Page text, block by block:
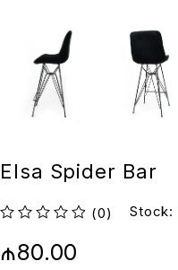
Elsa Spider Bar
(0) Stock:
₼80.00